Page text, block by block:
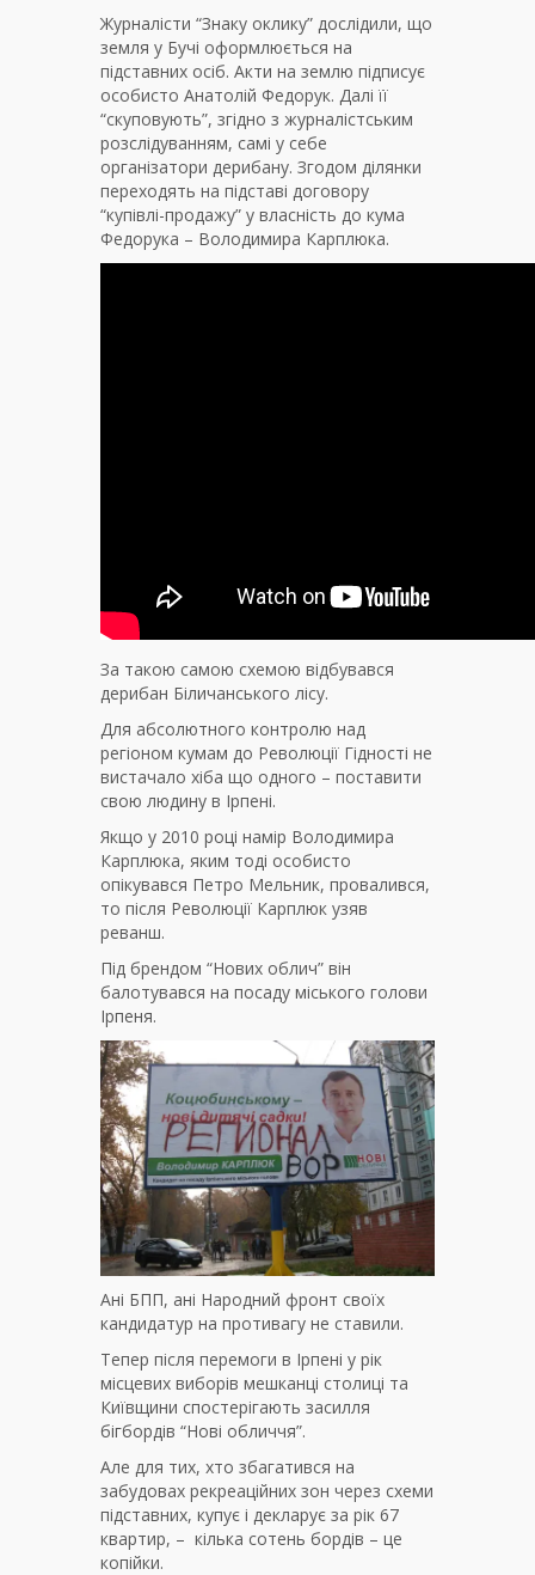
Журналісти “Знаку оклику” дослідили, що
земля у Бучі оформлюється на
підставних осіб. Акти на землю підписує
особисто Анатолій Федорук. Далі її
“скуповують”, згідно з журналістським
розслідуванням, самі у себе
організатори дерибану. Згодом ділянки
переходять на підставі договору
“купівлі-продажу” у власність до кума
Федорука – Володимира Карплюка.
За такою самою схемою відбувався
дерибан Біличанського лісу.
Для абсолютного контролю над
регіоном кумам до Революції Гідності не
вистачало хіба що одного – поставити
свою людину в Ірпені.
Якщо у 2010 році намір Володимира
Карплюка, яким тоді особисто
опікувався Петро Мельник, провалився,
то після Революції Карплюк узяв
реванш.
Під брендом “Нових облич” він
балотувався на посаду міського голови
Ірпеня.
Ані БПП, ані Народний фронт своїх
кандидатур на противагу не ставили.
Тепер після перемоги в Ірпені у рік
місцевих виборів мешканці столиці та
Київщини спостерігають засилля
бігбордів “Нові обличчя”.
Але для тих, хто збагатився на
забудовах рекреаційних зон через схеми
підставних, купує і декларує за рік 67
квартир, – кілька сотень бордів – це
копійки.